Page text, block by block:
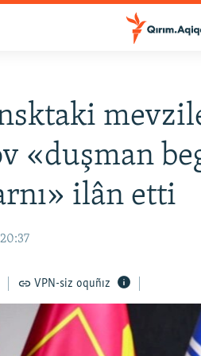
«duşman
ilân etti
VPN-siz oquñız